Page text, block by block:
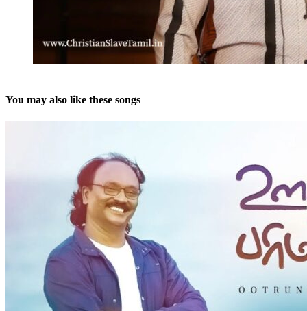
You may also like these songs